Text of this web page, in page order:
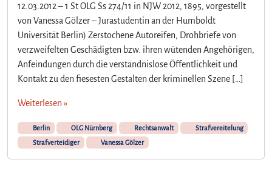
g
d
u
r
c
t
e
e
r
S
t
r
a
r
12.03.2012 – 1 St OLG Ss 274/11 in NJW 2012, 1895, vorgestellt
von Vanessa Gölzer – Jurastudentin an der Humboldt
Universität Berlin) Zerstochene Autoreifen, Drohbriefe von
verzweifelten Geschädigten bzw. ihren wütenden Angehörigen,
Anfeindungen durch die verständnislose Öffentlichkeit und
Kontakt zu den fiesesten Gestalten der kriminellen Szene […]
Weiterlesen »
Berlin OLG Nürnberg Rechtsanwalt
Strafvereitelung
Strafverteidiger
Vanessa Gölzer